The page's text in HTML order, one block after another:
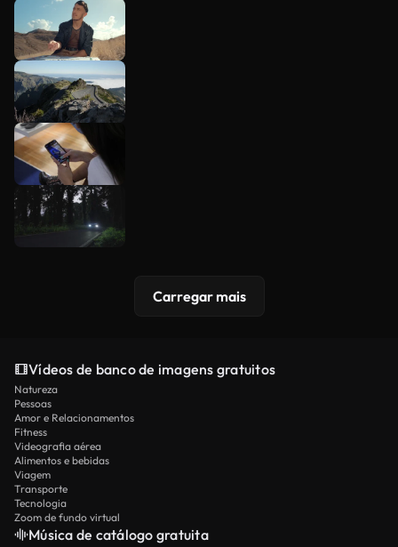
Carregar mais
Vídeos de banco de imagens gratuitos
Natureza
Pessoas
Amor e Relacionamentos
Fitness
Videografia aérea
Alimentos e bebidas
Viagem
Transporte
Tecnologia
Zoom de fundo virtual
Música de catálogo gratuita